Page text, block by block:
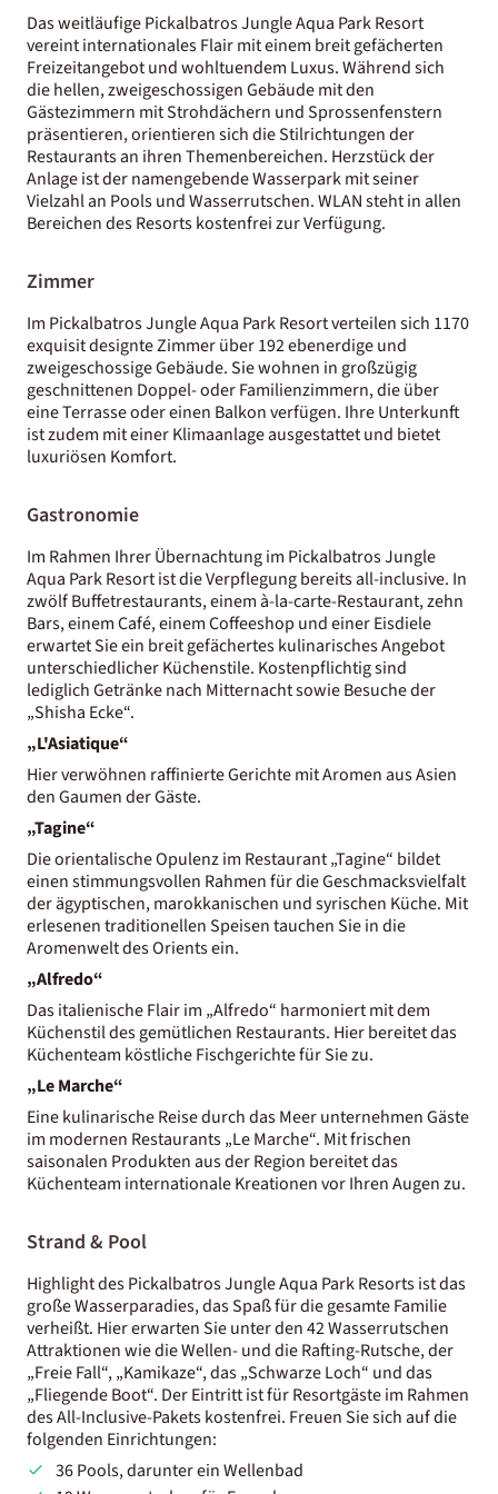
Das weitläufige Pickalbatros Jungle Aqua Park Resort
vereint internationales Flair mit einem breit gefächerten
Freizeitangebot und wohltuendem Luxus. Während sich
die hellen, zweigeschossigen Gebäude mit den
Gästezimmern mit Strohdächern und Sprossenfenstern
präsentieren, orientieren sich die Stilrichtungen der
Restaurants an ihren Themenbereichen. Herzstück der
Anlage ist der namengebende Wasserpark mit seiner
Vielzahl an Pools und Wasserrutschen. WLAN steht in allen
Bereichen des Resorts kostenfrei zur Verfügung.
Zimmer
Im Pickalbatros Jungle Aqua Park Resort verteilen sich 1170
exquisit designte Zimmer über 192 ebenerdige und
zweigeschossige Gebäude. Sie wohnen in großzügig
geschnittenen Doppel- oder Familienzimmern, die über
eine Terrasse oder einen Balkon verfügen. Ihre Unterkunft
ist zudem mit einer Klimaanlage ausgestattet und bietet
luxuriösen Komfort.
Gastronomie
Im Rahmen Ihrer Übernachtung im Pickalbatros Jungle
Aqua Park Resort ist die Verpflegung bereits all-inclusive. In
zwölf Buffetrestaurants, einem à-la-carte-Restaurant, zehn
Bars, einem Café, einem Coffeeshop und einer Eisdiele
erwartet Sie ein breit gefächertes kulinarisches Angebot
unterschiedlicher Küchenstile. Kostenpflichtig sind
lediglich Getränke nach Mitternacht sowie Besuche der
„Shisha Ecke“.
„L'Asiatique“
Hier verwöhnen raffinierte Gerichte mit Aromen aus Asien
den Gaumen der Gäste.
„Tagine“
Die orientalische Opulenz im Restaurant „Tagine“ bildet
einen stimmungsvollen Rahmen für die Geschmacksvielfalt
der ägyptischen, marokkanischen und syrischen Küche. Mit
erlesenen traditionellen Speisen tauchen Sie in die
Aromenwelt des Orients ein.
„Alfredo“
Das italienische Flair im „Alfredo“ harmoniert mit dem
Küchenstil des gemütlichen Restaurants. Hier bereitet das
Küchenteam köstliche Fischgerichte für Sie zu.
„Le Marche“
Eine kulinarische Reise durch das Meer unternehmen Gäste
im modernen Restaurants „Le Marche“. Mit frischen
saisonalen Produkten aus der Region bereitet das
Küchenteam internationale Kreationen vor Ihren Augen zu.
Strand & Pool
Highlight des Pickalbatros Jungle Aqua Park Resorts ist das
große Wasserparadies, das Spaß für die gesamte Familie
verheißt. Hier erwarten Sie unter den 42 Wasserrutschen
Attraktionen wie die Wellen- und die Rafting-Rutsche, der
„Freie Fall“, „Kamikaze“, das „Schwarze Loch“ und das
„Fliegende Boot“. Der Eintritt ist für Resortgäste im Rahmen
des All-Inclusive-Pakets kostenfrei. Freuen Sie sich auf die
folgenden Einrichtungen:
36 Pools, darunter ein Wellenbad